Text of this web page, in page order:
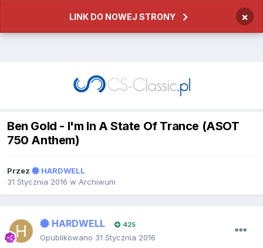
LINK DO NOWEJ STRONY ×
Ben Gold - I'm In A State Of Trance (ASOT
750 Anthem)
Przez
HARDWELL
31 Stycznia 2016 w Archiwum
HARDWELL 425
Opublikowano 31 Stycznia 2016